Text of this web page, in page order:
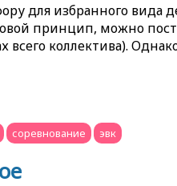
для избранного вида
принцип, можно
коллектива).
соревнование эвк